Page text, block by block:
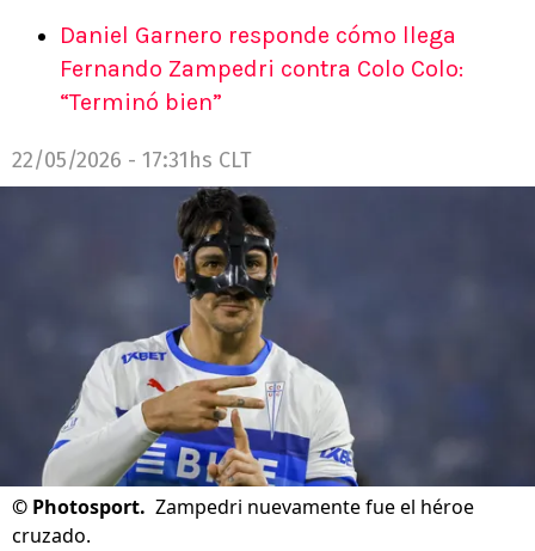
Daniel Garnero responde cómo llega
Fernando Zampedri contra Colo Colo:
“Terminó bien”
22/05/2026 - 17:31hs CLT
© Photosport. Zampedri nuevamente fue el héroe
cruzado.